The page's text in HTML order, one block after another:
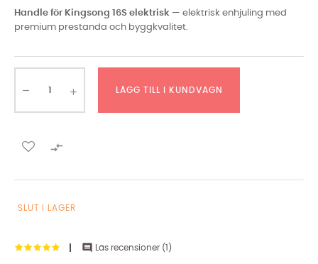
Handle för Kingsong 16S elektrisk — elektrisk enhjuling med
premium prestanda och byggkvalitet.
LÄGG TILL I KUNDVAGN

SLUT I LAGER
 Läs recensioner (1 )